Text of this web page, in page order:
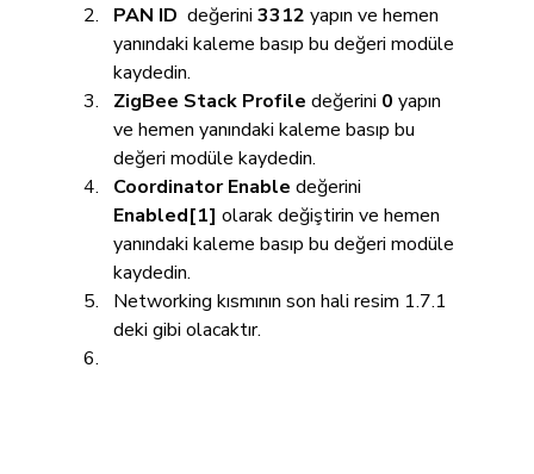
PAN ID değerini 3312 yapın ve hemen
yanındaki kaleme basıp bu değeri modüle
kaydedin.
ZigBee Stack Profile değerini 0 yapın
ve hemen yanındaki kaleme basıp bu
değeri modüle kaydedin.
Coordinator Enable değerini
Enabled[1] olarak değiştirin ve hemen
yanındaki kaleme basıp bu değeri modüle
kaydedin.
Networking kısmının son hali resim 1.7.1
deki gibi olacaktır.